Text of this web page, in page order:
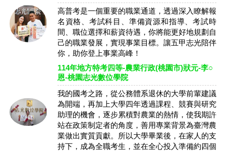
高普考是一個重要的職業通道，透過深入瞭解報
名資格、考試科目、準備資源和指導、考試時
間、職位選擇和薪資待遇，你將能更好地規劃自
己的職業發展，實現事業目標。讓五甲志光陪伴
你，助你登上事業高峰！
114年地方特考四等-農業行政(桃園市)狀元-李○
恩-桃園志光數位學院
我的國考之路，從公務體系退休的大學前輩建議
為開端，再加上大學四年透過課程、競賽與研究
助理的機會，逐步累積對農業的熱情，使我期許
站在政策制定者的角度，善用專業背景為臺灣農
業做出實質貢獻。所以大學畢業後，在家人的支
持下，成為全職考生，並在全心投入準備約四個